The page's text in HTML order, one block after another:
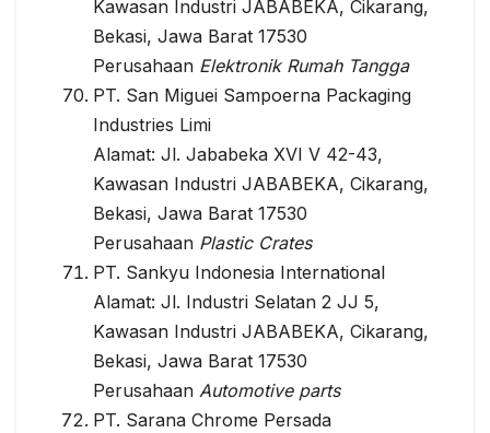
Kawasan Industri JABABEKA, Cikarang,
Bekasi, Jawa Barat 17530
Perusahaan Elektronik Rumah Tangga
PT. San Miguei Sampoerna Packaging
Industries Limi
Alamat: Jl. Jababeka XVI V 42-43,
Kawasan Industri JABABEKA, Cikarang,
Bekasi, Jawa Barat 17530
Perusahaan Plastic Crates
PT. Sankyu Indonesia International
Alamat: Jl. Industri Selatan 2 JJ 5,
Kawasan Industri JABABEKA, Cikarang,
Bekasi, Jawa Barat 17530
Perusahaan Automotive parts
PT. Sarana Chrome Persada